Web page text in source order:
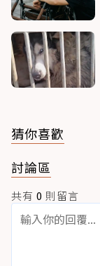
猜你喜歡
討論區
共有 0 則留言